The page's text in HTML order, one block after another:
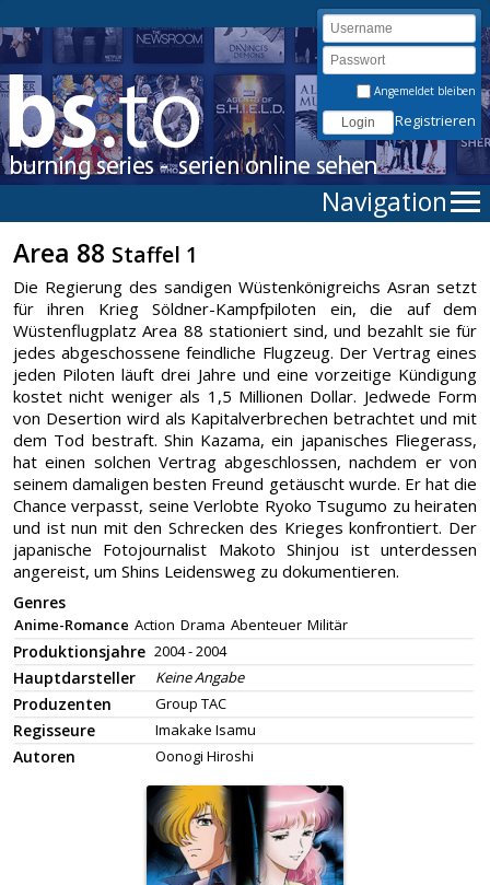
Angemeldet bleiben
Registrieren
Navigation
Area 88 Staffel 1
Die Regierung des sandigen Wüstenkönigreichs Asran setzt
für ihren Krieg Söldner-Kampfpiloten ein, die auf dem
Wüstenflugplatz Area 88 stationiert sind, und bezahlt sie für
jedes abgeschossene feindliche Flugzeug. Der Vertrag eines
jeden Piloten läuft drei Jahre und eine vorzeitige Kündigung
kostet nicht weniger als 1,5 Millionen Dollar. Jedwede Form
von Desertion wird als Kapitalverbrechen betrachtet und mit
dem Tod bestraft. Shin Kazama, ein japanisches Fliegerass,
hat einen solchen Vertrag abgeschlossen, nachdem er von
seinem damaligen besten Freund getäuscht wurde. Er hat die
Chance verpasst, seine Verlobte Ryoko Tsugumo zu heiraten
und ist nun mit den Schrecken des Krieges konfrontiert. Der
japanische Fotojournalist Makoto Shinjou ist unterdessen
angereist, um Shins Leidensweg zu dokumentieren.
Genres
Anime-Romance Action Drama Abenteuer Militär
Produktionsjahre 2004 - 2004
Hauptdarsteller Keine Angabe
Produzenten Group TAC
Regisseure Imakake Isamu
Autoren Oonogi Hiroshi